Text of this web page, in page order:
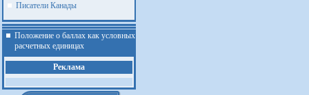
Писатели Канады
Положение о баллах как условных
расчетных единицах
Реклама